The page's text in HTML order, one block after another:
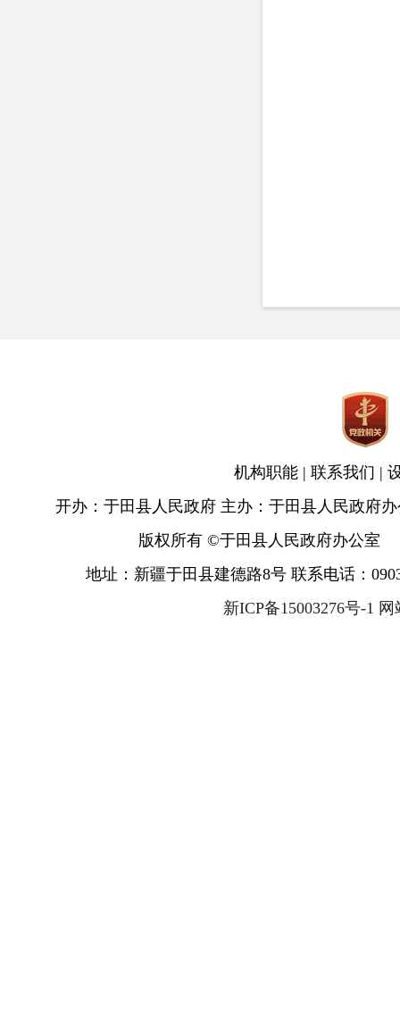
机构职能 | 联系我们 |
开办：于田县人民政府 主办：于田县人民政府
版权所有 ©于田县人民政府办公室
地址：新疆于田县建德路8号 联系电话：
新ICP备15003276号-1